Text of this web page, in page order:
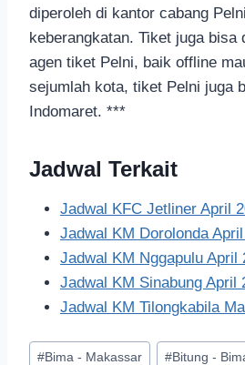
diperoleh di kantor cabang
keberangkatan. Tiket juga bisa
agen tiket Pelni, baik offline
sejumlah kota, tiket Pelni juga
Indomaret. ***
Jadwal Terkait
Jadwal KFC Jetliner April
Jadwal KM Dorolonda
Jadwal KM Nggapulu April
Jadwal KM Sinabung April
Jadwal KM Tilongkabila
#Bima - Makassar #Bitung -